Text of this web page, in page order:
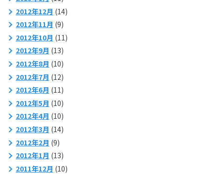
2012年12月 (14)
2012年11月 (9)
2012年10月 (11)
2012年9月 (13)
2012年8月 (10)
2012年7月 (12)
2012年6月 (11)
2012年5月 (10)
2012年4月 (10)
2012年3月 (14)
2012年2月 (9)
2012年1月 (13)
2011年12月 (10)